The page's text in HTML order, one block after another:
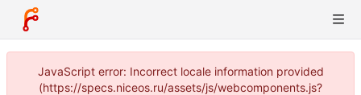
JavaScript error: Incorrect locale information provided
(https://specs.niceos.ru/assets/js/webcomponents.js?